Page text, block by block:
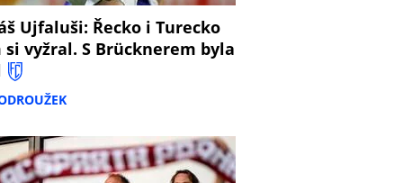
Ujfaluši: Řecko i Turecko
si vyžral. S Brücknerem byla
8